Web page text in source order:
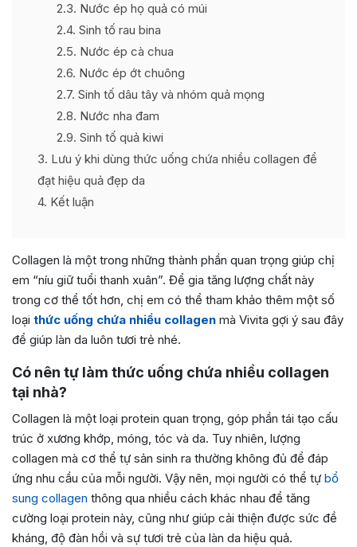
2.3 Nước ép họ quả có múi
2.4 Sinh tố rau bina
2.5 Nước ép cà chua
2.6 Nước ép ớt chuông
2.7 Sinh tố dâu tây và nhóm quả mọng
2.8 Nước nha đam
2.9 Sinh tố quả kiwi
3 Lưu ý khi dùng thức uống chứa nhiều collagen để
đạt hiệu quả đẹp da
4 Kết luận
Collagen là một trong những thành phần quan trọng giúp chị
em “níu giữ tuổi thanh xuân”. Để gia tăng lượng chất này
trong cơ thể tốt hơn, chị em có thể tham khảo thêm một số
loại thức uống chứa nhiều collagen mà Vivita gợi ý sau đây
để giúp làn da luôn tươi trẻ nhé.
Có nên tự làm thức uống chứa nhiều collagen
tại nhà?
Collagen là một loại protein quan trọng, góp phần tái tạo cấu
trúc ở xương khớp, móng, tóc và da. Tuy nhiên, lượng
collagen mà cơ thể tự sản sinh ra thường không đủ để đáp
ứng nhu cầu của mỗi người. Vậy nên, mọi người có thể tự bổ
sung collagen thông qua nhiều cách khác nhau để tăng
cường loại protein này, cũng như giúp cải thiện được sức đề
kháng, độ đàn hồi và sự tươi trẻ của làn da hiệu quả.